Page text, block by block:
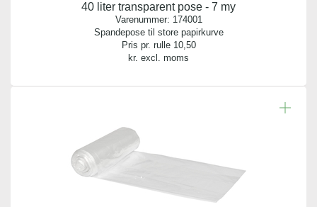
Antal pr. palle:
0
33,00 cm
40 liter transparent pose - 7 my
Varenummer: 174001
Spandepose til store papirkurve
Pris pr. rulle 10,50
kr. excl. moms